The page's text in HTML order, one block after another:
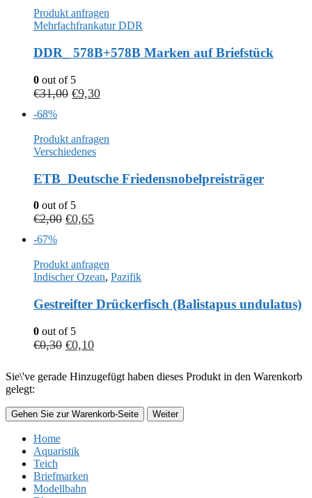
Produkt anfragen
Mehrfachfrankatur DDR
DDR_ 578B+578B Marken auf Briefstück
0 out of 5
€31,00 €9,30
-68%
Produkt anfragen
Verschiedenes
ETB_Deutsche Friedensnobelpreisträger
0 out of 5
€2,00 €0,65
-67%
Produkt anfragen
Indischer Ozean, Pazifik
Gestreifter Drückerfisch (Balistapus undulatus)
0 out of 5
€0,30 €0,10
Sie\'ve gerade Hinzugefügt haben dieses Produkt in den Warenkorb
gelegt:
Gehen Sie zur Warenkorb-Seite Weiter
Home
Aquaristik
Teich
Briefmarken
Modellbahn